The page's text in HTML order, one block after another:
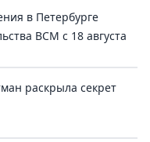
в Петербурге
ВСМ с 18 августа
раскрыла секрет